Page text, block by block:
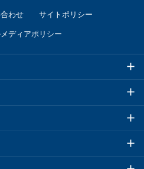
わせ サイトポリシー
ディアポリシー